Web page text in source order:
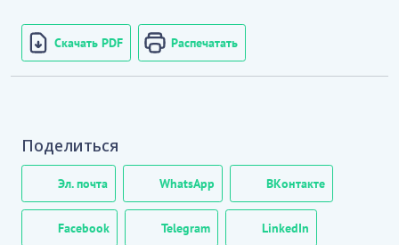
Скачать PDF Распечатать
Поделиться
Эл. почта WhatsApp ВКонтакте
Facebook Telegram LinkedIn